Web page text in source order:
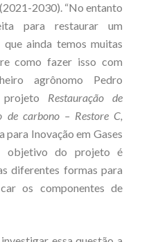
2030). “No entanto
para restaurar um
ainda temos muitas
como fazer isso com
agrônomo Pedro
projeto Restauração de
de carbono – Restore C,
para Inovação em Gases
objetivo do projeto é
diferentes formas para
os componentes de